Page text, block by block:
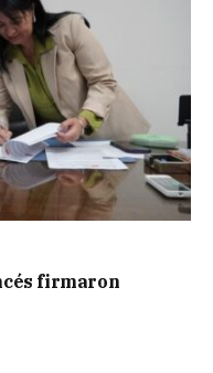
firmaron